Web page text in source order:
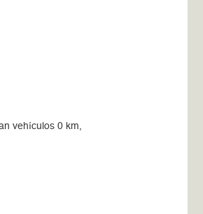
vehículos 0 km,